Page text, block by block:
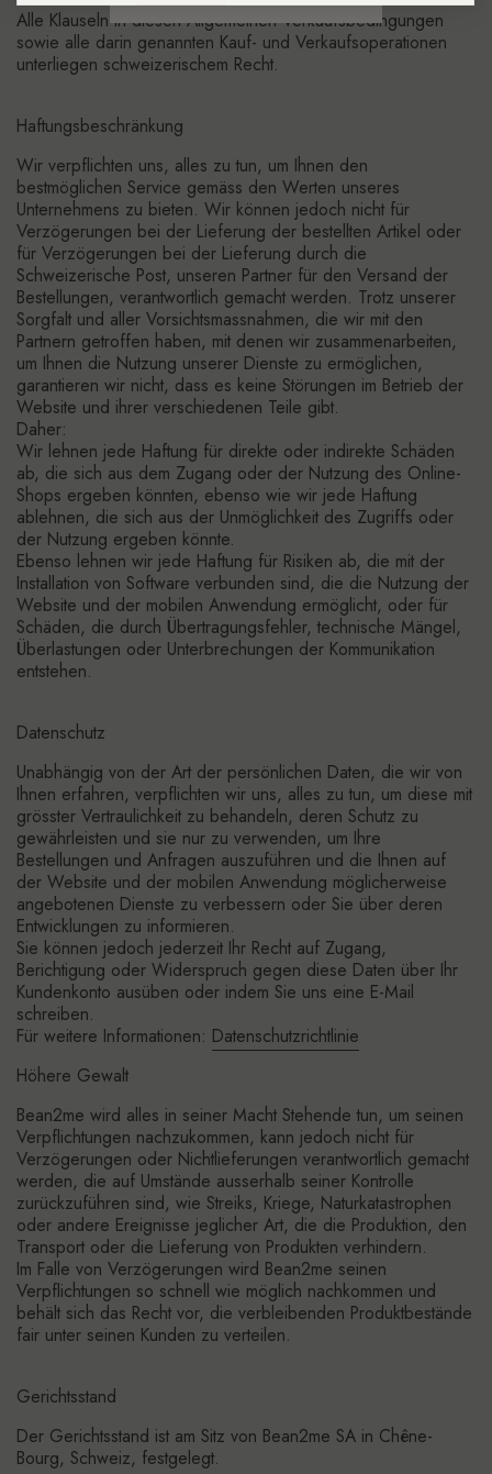
Alle Klauseln in diesen Allgemeinen Verkaufsbedingungen
sowie alle darin genannten Kauf- und Verkaufsoperationen
unterliegen schweizerischem Recht.
Haftungsbeschränkung
Wir verpflichten uns, alles zu tun, um Ihnen den
bestmöglichen Service gemäss den Werten unseres
Unternehmens zu bieten. Wir können jedoch nicht für
Verzögerungen bei der Lieferung der bestellten Artikel oder
für Verzögerungen bei der Lieferung durch die
Schweizerische Post, unseren Partner für den Versand der
Bestellungen, verantwortlich gemacht werden. Trotz unserer
Sorgfalt und aller Vorsichtsmassnahmen, die wir mit den
Partnern getroffen haben, mit denen wir zusammenarbeiten,
um Ihnen die Nutzung unserer Dienste zu ermöglichen,
garantieren wir nicht, dass es keine Störungen im Betrieb der
Website und ihrer verschiedenen Teile gibt.
Daher:
Wir lehnen jede Haftung für direkte oder indirekte Schäden
ab, die sich aus dem Zugang oder der Nutzung des Online-
Shops ergeben könnten, ebenso wie wir jede Haftung
ablehnen, die sich aus der Unmöglichkeit des Zugriffs oder
der Nutzung ergeben könnte.
Ebenso lehnen wir jede Haftung für Risiken ab, die mit der
Installation von Software verbunden sind, die die Nutzung der
Website und der mobilen Anwendung ermöglicht, oder für
Schäden, die durch Übertragungsfehler, technische Mängel,
Überlastungen oder Unterbrechungen der Kommunikation
entstehen.
Datenschutz
Unabhängig von der Art der persönlichen Daten, die wir von
Ihnen erfahren, verpflichten wir uns, alles zu tun, um diese mit
grösster Vertraulichkeit zu behandeln, deren Schutz zu
gewährleisten und sie nur zu verwenden, um Ihre
Bestellungen und Anfragen auszuführen und die Ihnen auf
der Website und der mobilen Anwendung möglicherweise
angebotenen Dienste zu verbessern oder Sie über deren
Entwicklungen zu informieren.
Sie können jedoch jederzeit Ihr Recht auf Zugang,
Berichtigung oder Widerspruch gegen diese Daten über Ihr
Kundenkonto ausüben oder indem Sie uns eine E-Mail
schreiben.
Für weitere Informationen: Datenschutzrichtlinie
Höhere Gewalt
Bean2me wird alles in seiner Macht Stehende tun, um seinen
Verpflichtungen nachzukommen, kann jedoch nicht für
Verzögerungen oder Nichtlieferungen verantwortlich gemacht
werden, die auf Umstände ausserhalb seiner Kontrolle
zurückzuführen sind, wie Streiks, Kriege, Naturkatastrophen
oder andere Ereignisse jeglicher Art, die die Produktion, den
Transport oder die Lieferung von Produkten verhindern.
Im Falle von Verzögerungen wird Bean2me seinen
Verpflichtungen so schnell wie möglich nachkommen und
behält sich das Recht vor, die verbleibenden Produktbestände
fair unter seinen Kunden zu verteilen.
Gerichtsstand
Der Gerichtsstand ist am Sitz von Bean2me SA in Chêne-
Bourg, Schweiz, festgelegt.